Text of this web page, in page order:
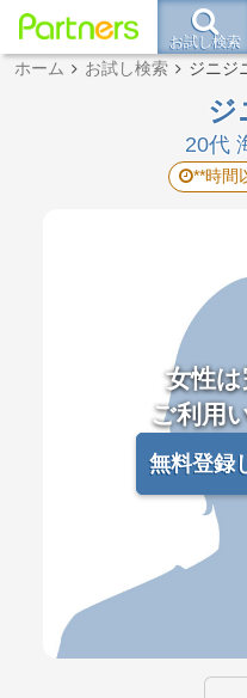
お試し検索
ホーム お試し検索 ジニジ
ジ
20代
**時間
女性
ご利用
無料登録